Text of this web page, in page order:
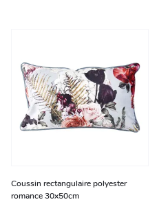
Coussin rectangulaire polyester
romance 30x50cm